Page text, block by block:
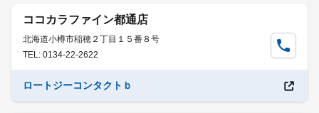
ココカラファイン都通店
北海道小樽市稲穂２丁目１５番８号
TEL: 0134-22-2622
ロートジーコンタクトｂ